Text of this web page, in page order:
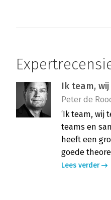
Ik team,
Peter de
‘Ik team, wij
teams en
heeft een
goede
Lees verder